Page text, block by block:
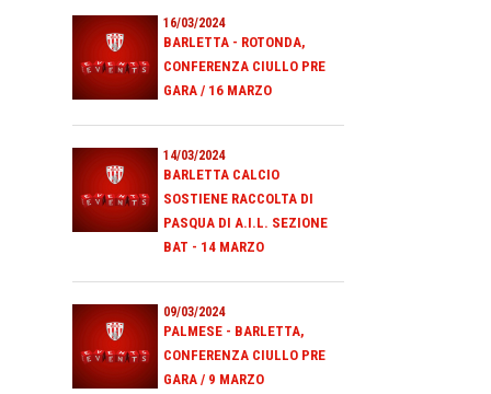
16/03/2024
BARLETTA - ROTONDA,
CONFERENZA CIULLO PRE
GARA / 16 MARZO
14/03/2024
BARLETTA CALCIO
SOSTIENE RACCOLTA DI
PASQUA DI A.I.L. SEZIONE
BAT - 14 MARZO
09/03/2024
PALMESE - BARLETTA,
CONFERENZA CIULLO PRE
GARA / 9 MARZO